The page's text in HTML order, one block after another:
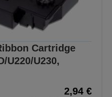
Cartridge
U220/U230,
2,94 €